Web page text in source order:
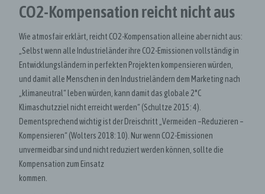
CO2-Kompensation reicht nicht aus
Wie atmosfair erklärt, reicht CO2-Kompensation alleine aber nicht aus:
„Selbst wenn alle Industrieländer ihre CO2-Emissionen vollständig in
Entwicklungsländern in perfekten Projekten kompensieren würden,
und damit alle Menschen in den Industrieländern dem Marketing nach
„klimaneutral“ leben würden, kann damit das globale 2°C
Klimaschutzziel nicht erreicht werden“ (Schultze 2015: 4).
Dementsprechend wichtig ist der Dreischritt „Vermeiden –Reduzieren –
Kompensieren“ (Wolters 2018: 10). Nur wenn CO2-Emissionen
unvermeidbar sind und nicht reduziert werden können, sollte die
Kompensation zum Einsatz
kommen.